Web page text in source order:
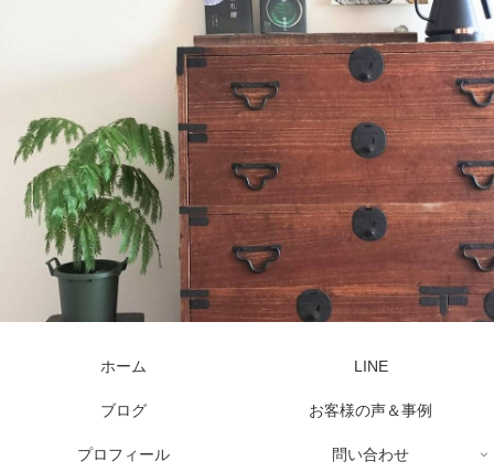
ホーム LINE
ブログ お客様の声＆事例
プロフィール 問い合わせ